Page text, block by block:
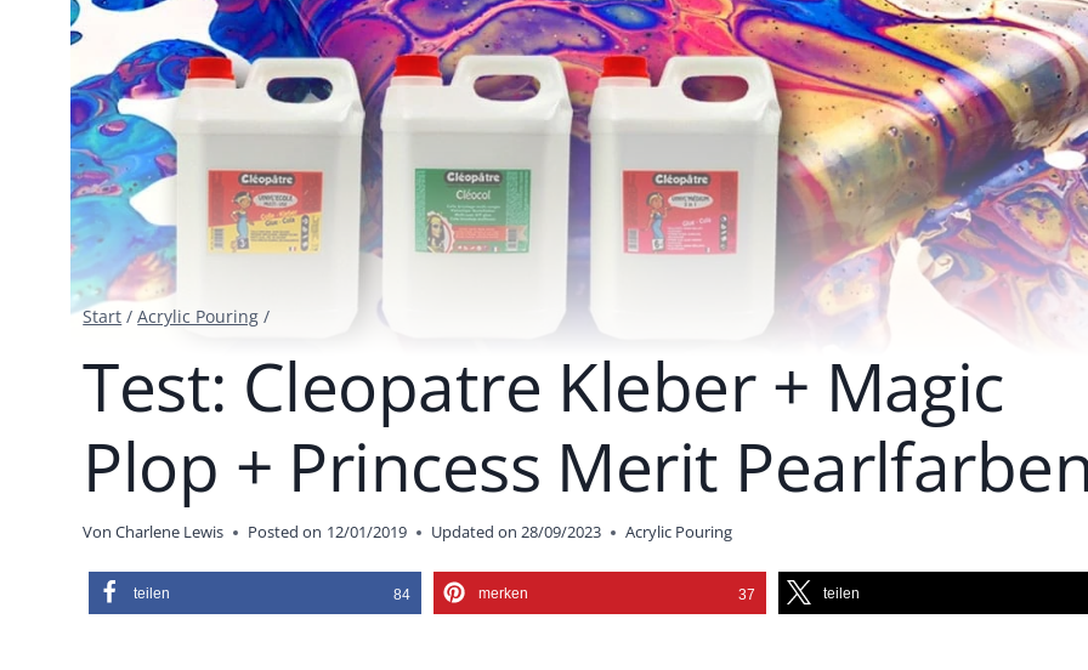
Start / Acrylic Pouring /
Test: Cleopatre Kleber + Magic
Plop + Princess Merit
Von Charlene Lewis Posted on 12/01/2019 Updated on 28/09/2023 Acrylic Pouring
teilen 84 merken 37 teilen